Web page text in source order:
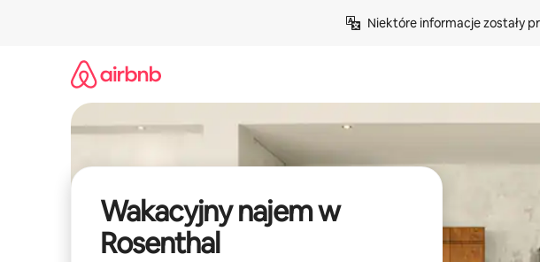
Niektóre informacje zostały
Wakacyjny najem w
Rosenthal